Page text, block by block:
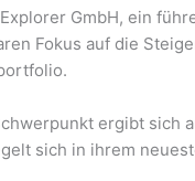
Explorer GmbH, ein
Fokus auf die
ergibt sich
sich in ihrem